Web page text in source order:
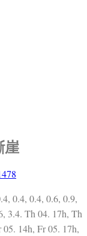
崖
0.4, 0.4, 0.6, 0.9,
3.4. Th 04. 17h, Th
14h, Fr 05. 17h,